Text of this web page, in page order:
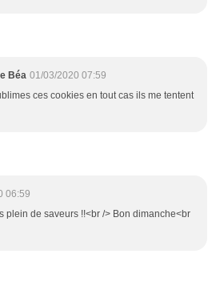
Béa 01/03/2020 07:59
ces cookies en tout cas ils me tentent
06:59
plein de saveurs !!<br /> Bon dimanche<br